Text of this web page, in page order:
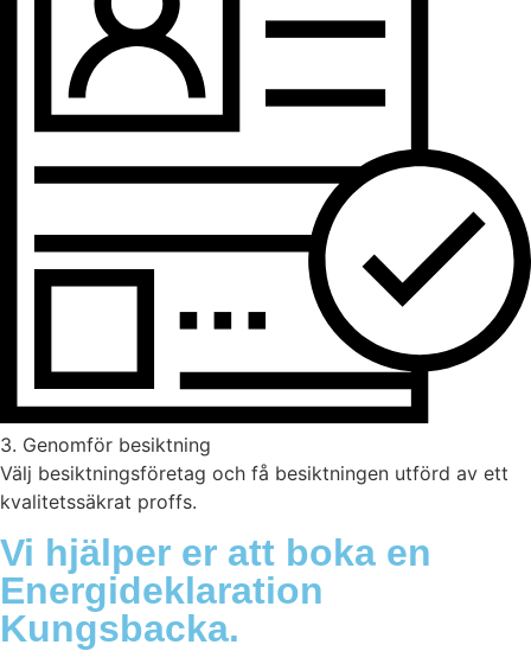
3. Genomför besiktning
Välj besiktningsföretag och få besiktningen utförd av ett
kvalitetssäkrat proffs.
Vi hjälper er att boka en
Energideklaration
Kungsbacka.